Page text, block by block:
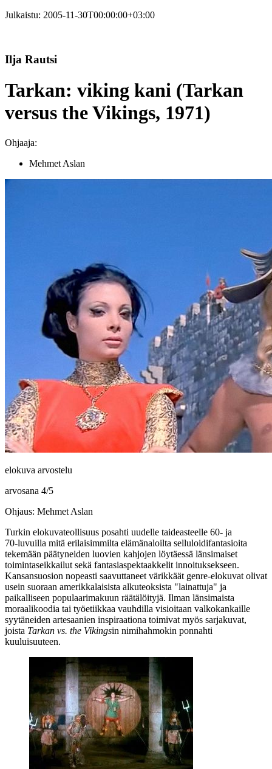
Julkaistu: 2005-11-30T00:00:00+03:00
Ilja Rautsi
Tarkan: viking kani (Tarkan
versus the Vikings, 1971)
Ohjaaja:
Mehmet Aslan
elokuva arvostelu
arvosana 4/5
Ohjaus: Mehmet Aslan
Turkin elokuvateollisuus posahti uudelle taideasteelle 60‑ ja
70‑luvuilla mitä erilaisimmilta elämänaloilta selluloidifantasioita
tekemään päätyneiden luovien kahjojen löytäessä länsimaiset
toimintaseikkailut sekä fantasiaspektaakkelit innoituksekseen.
Kansansuosion nopeasti saavuttaneet värikkäät genre-elokuvat olivat
usein suoraan amerikkalaisista alkuteoksista "lainattuja" ja
paikalliseen populaarimakuun räätälöityjä. Ilman länsimaista
moraalikoodia tai työetiikkaa vauhdilla visioitaan valkokankaille
syytäneiden artesaanien inspiraationa toimivat myös sarjakuvat,
joista Tarkan vs. the Vikingsin nimihahmokin ponnahti
kuuluisuuteen.